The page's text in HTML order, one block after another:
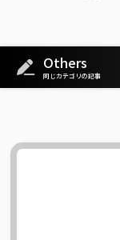
Others
同じカテゴリの記事